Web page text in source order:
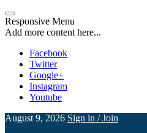
Responsive Menu
Add more content here...
Facebook
Twitter
Google+
Instagram
Youtube
August 9, 2026 Sign in / Join